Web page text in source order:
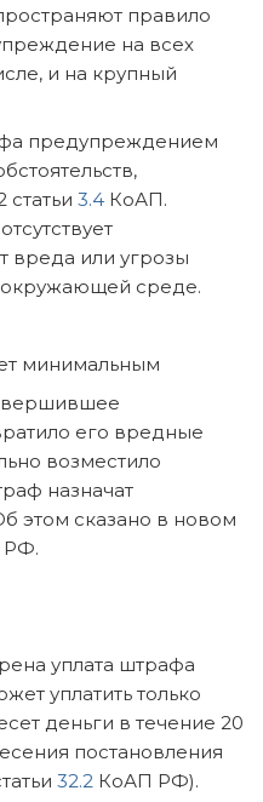
правило
на всех
и на крупный
предупреждением
3.4 КоАП.
вреда или угрозы
среде.
минимальным
его вредные
возместило
назначат
этом сказано в новом
РФ.
уплата штрафа
уплатить только
деньги в течение 20
постановления
32.2 КоАП РФ).